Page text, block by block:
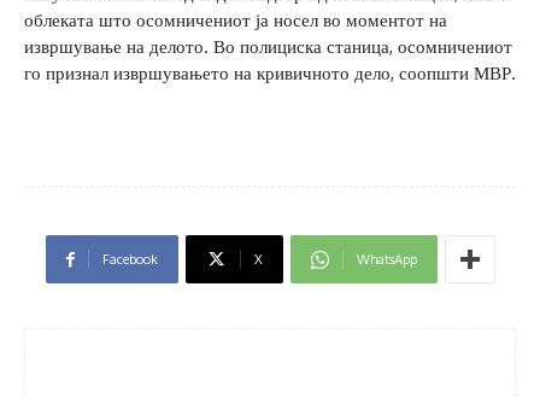
облеката што осомничениот ја носел во моментот на
извршување на делото. Во полициска станица, осомничениот
го признал извршувањето на кривичното дело, соопшти МВР.
Facebook X WhatsApp